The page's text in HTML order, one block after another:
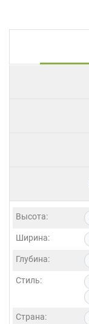
Высота:
Ширина:
Глубина:
Стиль:
Страна: